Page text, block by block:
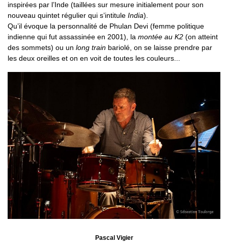
inspirées par l’Inde (taillées sur mesure initialement pour son
nouveau quintet régulier qui s’intitule India).
Qu’il évoque la personnalité de Phulan Devi (femme politique
indienne qui fut assassinée en 2001), la montée au K2 (on atteint
des sommets) ou un long train bariolé, on se laisse prendre par
les deux oreilles et on en voit de toutes les couleurs...
Pascal Vigier